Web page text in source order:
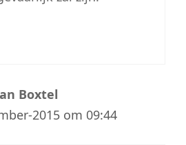
Boxtel
2015 om 09:44